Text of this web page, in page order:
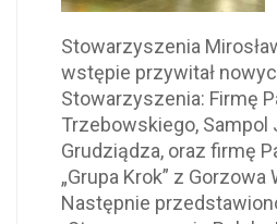
Stowarzyszenia
wstępie przywitał
Stowarzyszenia: Firmę
Trzebowskiego, Sampol
Grudziądza, oraz firmę
„Grupa Krok” z
Następnie